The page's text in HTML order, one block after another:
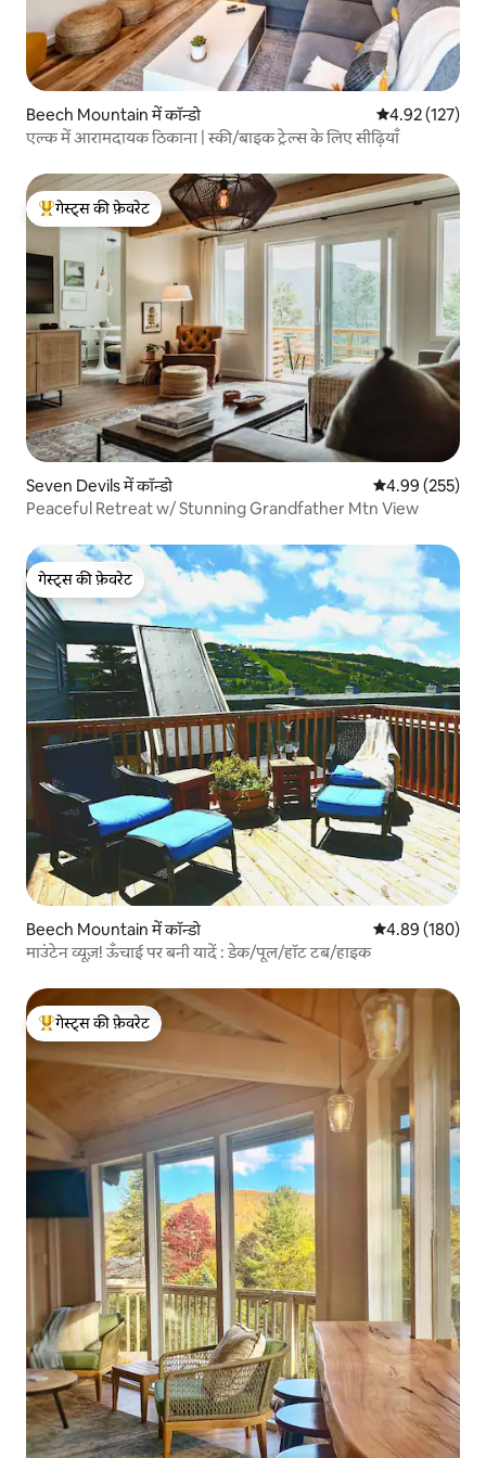
Beech Mountain में कॉन्डो औसत रेटिंग 5 में से
4.92 (127)
एल्क में आरामदायक ठिकाना | स्की/बाइक ट्रेल्स के लिए सीढ़ियाँ
गेस्ट्स का टॉप फ़ेवरेट
गेस्ट्स की फ़ेवरेट
Seven Devils में कॉन्डो औसत रेटिंग 5 में से
4.99 (255)
Peaceful Retreat w/ Stunning Grandfather Mtn View
गेस्ट्स की फ़ेवरेट
गेस्ट्स की फ़ेवरेट
Beech Mountain में कॉन्डो औसत रेटिंग 5 में से
4.89 (180)
माउंटेन व्यूज़! ऊँचाई पर बनी यादें : डेक/पूल/हॉट टब/हाइक
गेस्ट्स का टॉप फ़ेवरेट
गेस्ट्स की फ़ेवरेट